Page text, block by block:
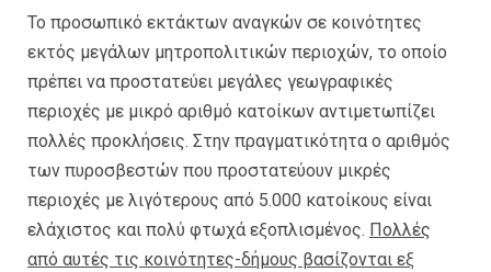
Το προσωπικό εκτάκτων αναγκών σε κοινότητες
εκτός μεγάλων μητροπολιτικών περιοχών, το οποίο
πρέπει να προστατεύει μεγάλες γεωγραφικές
περιοχές με μικρό αριθμό κατοίκων αντιμετωπίζει
πολλές προκλήσεις. Στην πραγματικότητα ο αριθμός
των πυροσβεστών που προστατεύουν μικρές
περιοχές με λιγότερους από 5.000 κατοίκους είναι
ελάχιστος και πολύ φτωχά εξοπλισμένος. Πολλές
από αυτές τις κοινότητες-δήμους βασίζονται εξ